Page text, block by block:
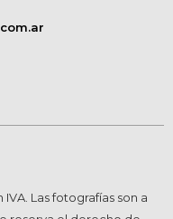
Las fotografías son a